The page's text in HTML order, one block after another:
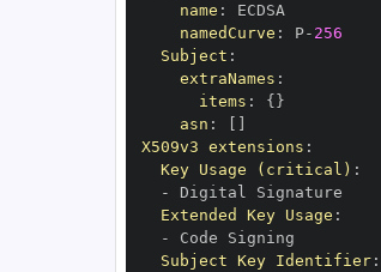
name :
namedCurve : P- 256
Subject :
extraNames :
items : { }
asn :
X509v3 extensions :
Key Usage (critical) :
-
Extended Key Usage :
-
Subject Key Identifier: